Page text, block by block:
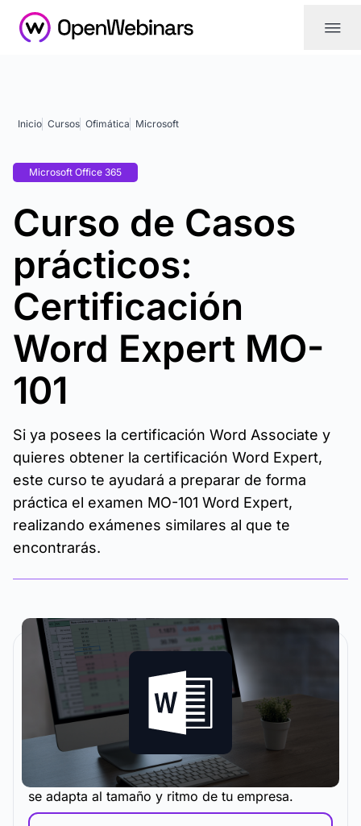
|||
Inicio Cursos Ofimática Microsoft
Microsoft Office 365
Curso de Casos
prácticos:
Certificación
Word Expert MO-
101
Si ya posees la certificación Word Associate y
quieres obtener la certificación Word Expert,
este curso te ayudará a preparar de forma
práctica el examen MO-101 Word Expert,
realizando exámenes similares al que te
encontrarás.
La metodología y plataforma de formación que
se adapta al tamaño y ritmo de tu empresa.